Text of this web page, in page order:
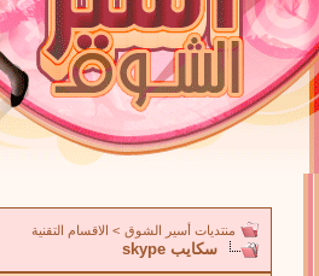
منتديات أسير الشوق > الاقسام التقنية
سكايب skype